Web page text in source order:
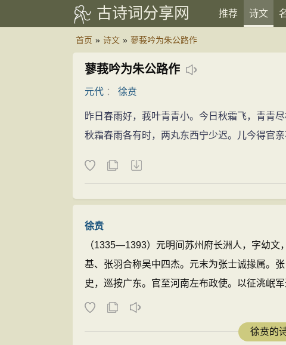
古诗词分享网 推荐 诗文
首页 » 诗文 » 蓼莪吟为朱公路作
蓼莪吟为朱公路作
元代 ： 徐贲
昨日春雨好，莪叶青青小。今日秋霜飞，青青尽
秋霜春雨各有时，两丸东西宁少迟。儿今得官亲
徐贲
（1335—1393）元明间苏州府长洲人，字幼
基、张羽合称吴中四杰。元末为张士诚掾属。
史，巡按广东。官至河南左布政使。以征洮岷
徐贲的